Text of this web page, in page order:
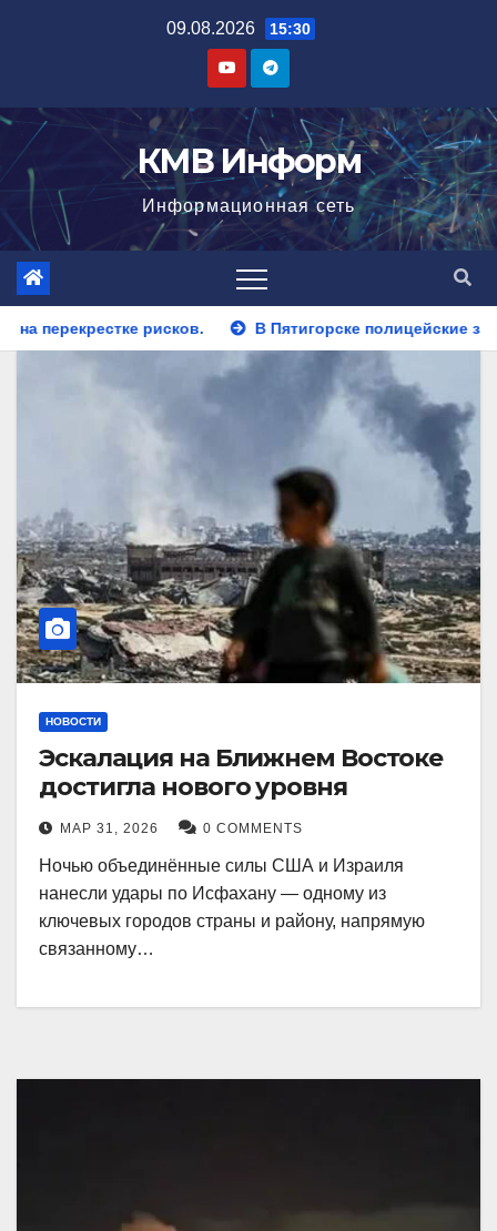
09.08.2026 15:30
КМВ Информ
Информационная сеть
В Пятигорске полицейские задержали закладчика,
НОВОСТИ
Эскалация на Ближнем Востоке
достигла нового уровня
МАР 31, 2026 0 COMMENTS
Ночью объединённые силы США и Израиля
нанесли удары по Исфахану — одному из
ключевых городов страны и району, напрямую
связанному…